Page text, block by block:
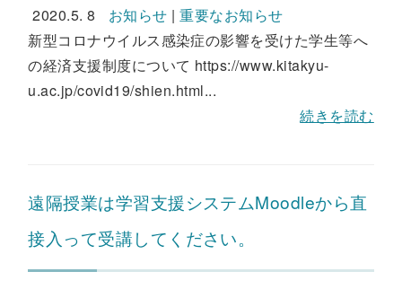
2020.5. 8 お知らせ |重要なお知らせ
新型コロナウイルス感染症の影響を受けた学生等へ
の経済支援制度について https://www.kitakyu-
u.ac.jp/covid19/shien.html...
続きを読む
遠隔授業は学習支援システムMoodleから直
接入って受講してください。